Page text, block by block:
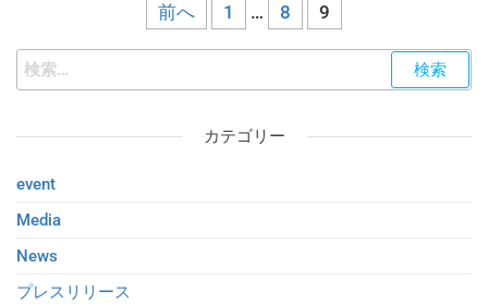
前へ 1 … 8 9
カテゴリー
event
Media
News
プレスリリース